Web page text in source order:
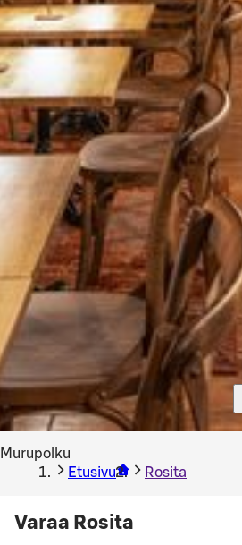
Murupolku
Etusivu
Rosita
Varaa Rosita